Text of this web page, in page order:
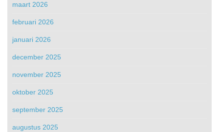
maart 2026
februari 2026
januari 2026
december 2025
november 2025
oktober 2025
september 2025
augustus 2025